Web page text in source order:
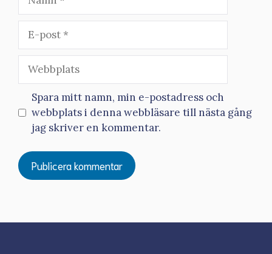
post
Webbplats
Spara mitt namn, min e-postadress och
webbplats i denna webbläsare till nästa gång
jag skriver en kommentar.